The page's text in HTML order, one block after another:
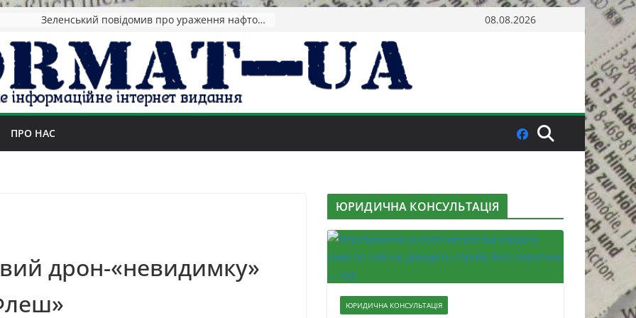
Зеленський повідомив про ураження нафтозаводів РФ за понад 1300 км від фронту 08.08.2026
ПРО НАС
дрон-«невидимку»
ЮРИДИЧНА КОНСУЛЬТАЦІЯ
ЮРИДИЧНА КОНСУЛЬТАЦІЯ